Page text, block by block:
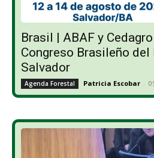
Brasil | ABAF y
Congreso Brasileño del
Salvador
Agenda Forestal Patricia Escobar -